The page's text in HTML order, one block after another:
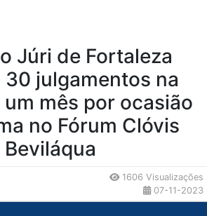
Júri de Fortaleza
30 julgamentos na
mês por ocasião
no Fórum Clóvis
Beviláqua
1606 Visualizações
07-11-2023